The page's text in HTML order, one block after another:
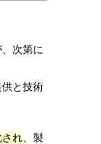
次第に
と技術
れ、製